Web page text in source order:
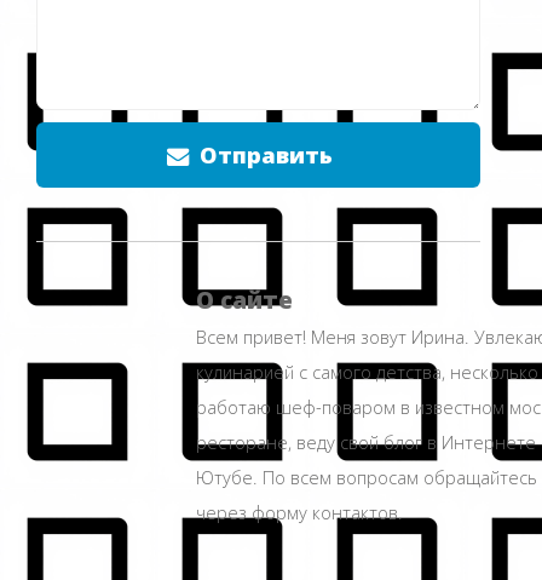
Отправить
О сайте
Всем привет! Меня зовут Ирина.
кулинарией с самого детства,
работаю шеф-поваром в известном
ресторане, веду свой блог в Интернете
Ютубе. По всем вопросам
через форму контактов.